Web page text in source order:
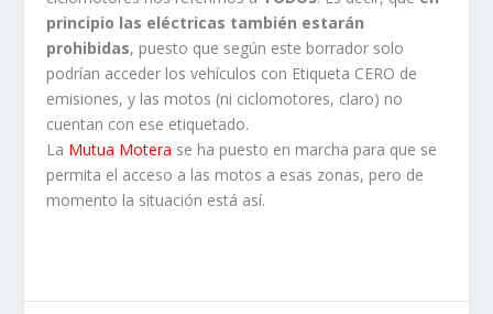
principio las eléctricas también estarán
prohibidas, puesto que según este borrador solo
podrían acceder los vehículos con Etiqueta CERO de
emisiones, y las motos (ni ciclomotores, claro) no
cuentan con ese etiquetado.
La Mutua Motera se ha puesto en marcha para que se
permita el acceso a las motos a esas zonas, pero de
momento la situación está así.